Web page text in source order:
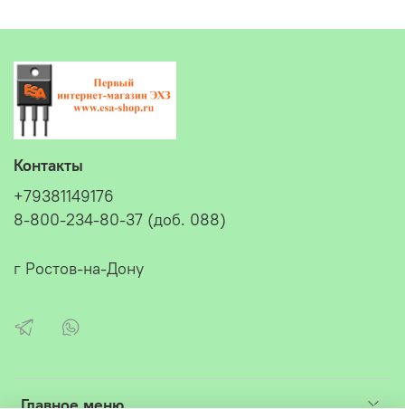
Контакты
+79381149176
8-800-234-80-37 (доб. 088)
г Ростов-на-Дону